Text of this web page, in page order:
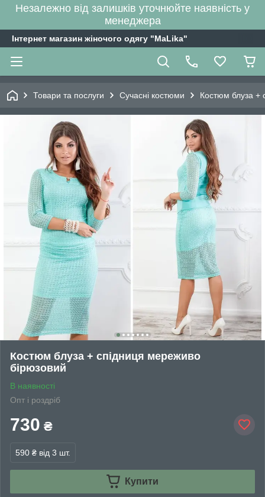
Незалежно від залишків уточнюйте наявність у
менеджера
Інтернет магазин жіночого одягу "MaLika"
Товари та послуги Сучасні костюми Костюм блуза +
Костюм блуза + спідниця мереживо
бірюзовий
В наявності
Опт і роздріб
730 ₴
590 ₴ від 3 шт.
Купити